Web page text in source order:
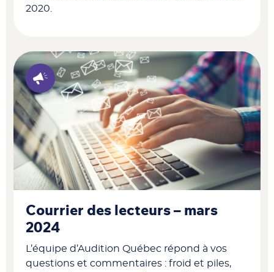
2020.
Courrier des lecteurs – mars
2024
L’équipe d’Audition Québec répond à vos
questions et commentaires : froid et piles,